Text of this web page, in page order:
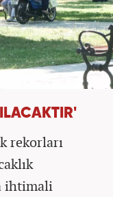
rekorları
ihtimali